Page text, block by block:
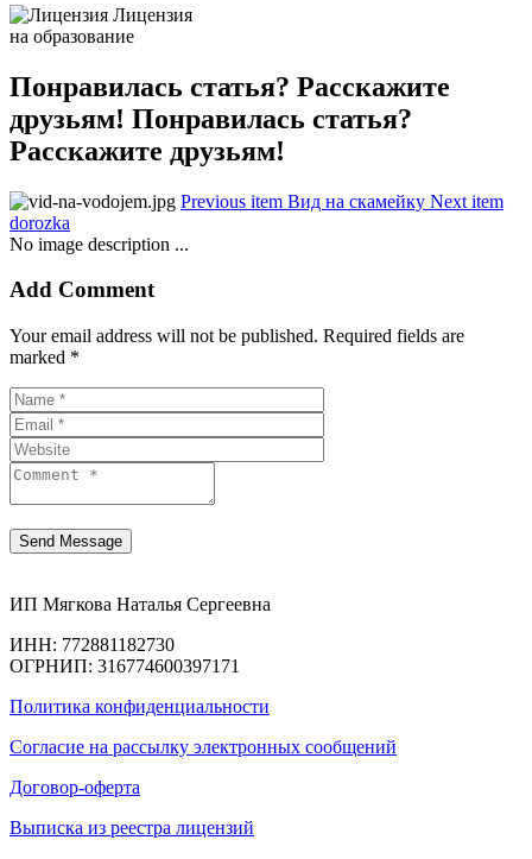
Лицензия
на образование
Понравилась статья? Расскажите
друзьям! Понравилась статья?
Расскажите друзьям!
Previous item Вид на скамейку Next item
dorozka
No image description ...
Add Comment
Your email address will not be published. Required fields are
marked *
ИП Мягкова Наталья Сергеевна
ИНН: 772881182730
ОГРНИП: 316774600397171
Политика конфиденциальности
Согласие на рассылку электронных сообщений
Договор-оферта
Выписка из реестра лицензий